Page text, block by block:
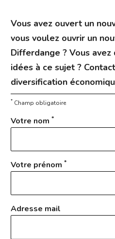
Vous avez ouvert un
vous voulez ouvrir un
Differdange ? Vous
idées à ce sujet ?
diversification
* Champ obligatoire
Votre nom*
Votre prénom*
Adresse mail